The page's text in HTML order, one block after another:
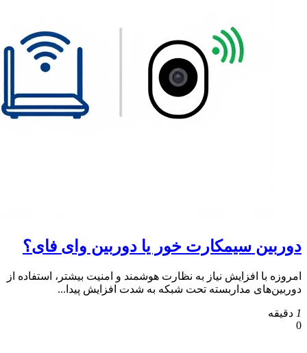
دوربین سیمکارت خور یا دوربین وای فای؟
امروزه با افزایش نیاز به نظارت هوشمند و امنیت بیشتر، استفاده از
دوربین‌های مداربسته تحت شبکه به شدت افزایش پیدا...
1 دقیقه
0